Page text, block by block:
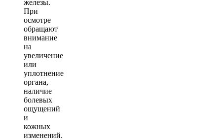
железы.
При
осмотре
обращают
внимание
на
увеличение
или
уплотнение
органа,
наличие
болевых
ощущений
и
кожных
изменений.